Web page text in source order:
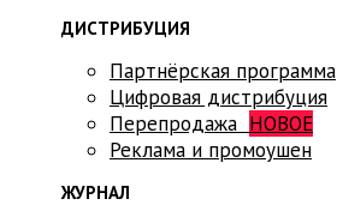
ДИСТРИБУЦИЯ
Партнёрская программа
Цифровая дистрибуция
Перепродажа НОВОЕ
Реклама и промоушен
ЖУРНАЛ